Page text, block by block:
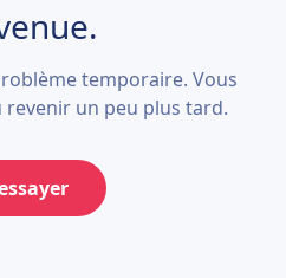
temporaire. Vous
revenir un peu plus tard.